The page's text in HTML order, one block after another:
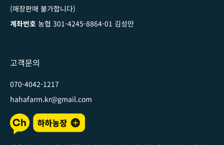
(매장판매 불가합니다)
계좌번호 농협 301-4245-8864-01 김성만
고객문의
070-4042-1217
hahafarm.kr@gmail.com